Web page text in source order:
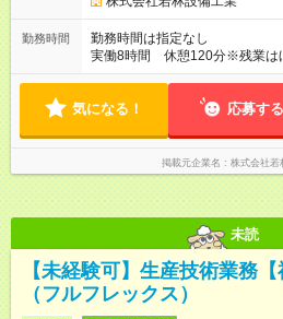
勤務時間
勤務時間は指定なし
実働8時間 休憩120分※残業は
気になる！ 応募する
掲載元企業名 株式会社若
未読
【未経験可】生産技術業務
（フルフレックス）